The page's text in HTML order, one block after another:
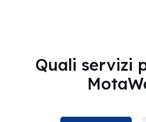
Quali servizi